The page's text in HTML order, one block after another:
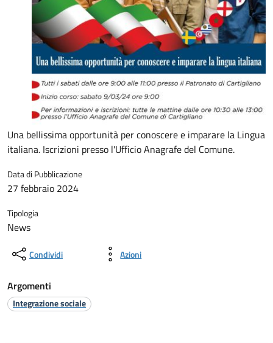
Una bellissima opportunità per conoscere e imparare la Lingua
italiana. Iscrizioni presso l'Ufficio Anagrafe del Comune.
Data di Pubblicazione
27 febbraio 2024
Tipologia
News
Condividi Azioni
Argomenti
Integrazione sociale